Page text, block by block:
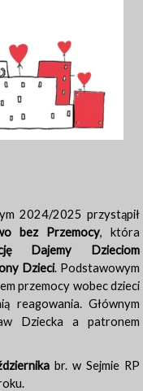
2024/2025 przystąpił
bez Przemocy, która
Dajemy Dzieciom
Dzieci. Podstawowym
przemocy wobec dzieci
reagowania. Głównym
Dziecka a patronem
br. w Sejmie RP